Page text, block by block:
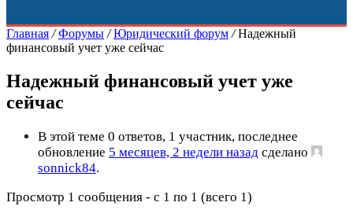
Главная / Форумы / Юридический форум / Надежный
финансовый учет уже сейчас
Надежный финансовый учет уже
сейчас
В этой теме 0 ответов, 1 участник, последнее
обновление 5 месяцев, 2 недели назад сделано
sonnick84.
Просмотр 1 сообщения - с 1 по 1 (всего 1)